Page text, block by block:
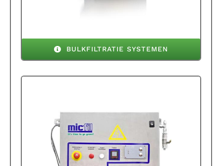
BULKFILTRATIE SYSTEMEN